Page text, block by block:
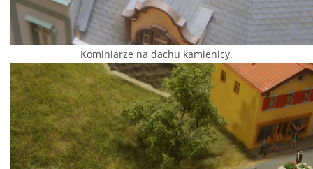
Kominiarze na dachu kamienicy.